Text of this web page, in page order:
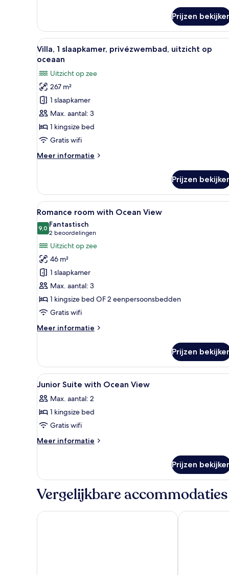
View
Prijzen
Alle
foto's
Villa,
1
slaapkamer,
privézwembad,
uitzicht
op
laden
Een slaapkamer met een
11
Villa, 1 slaapkamer, privézwembad, uitzicht op
oceaan
Uitzicht op zee
267 m²
1 slaapkamer
Max. aantal: 3
1 kingsize bed
Gratis wifi
Meer informatie
Meer
1
slaapkamer,
privézwembad,
uitzicht
op
oceaan
Prijzen
Alle
foto's
voor
Romance
room
with
Ocean
View
laden
Een moderne hotelkamer
4
Romance room with Ocean View
9,09,0 van 10
Fantastisch
2 beoordelingen
(2
beoordelingen)
Uitzicht op zee
46 m²
1 slaapkamer
Max. aantal: 3
1 kingsize bed OF 2 eenpersoonsbedden
Gratis wifi
Meer informatie
Meer
room
with
Ocean
Prijzen
Alle
foto's
voor
Junior
Suite
with
laden
Luxe beddengoed, een
11
Junior Suite with Ocean View
Max. aantal: 2
1 kingsize bed
Gratis wifi
Meer informatie
Meer
Suite
Ocean
Prijzen
Vergelijkbare accommodaties
Diamond Cliff Resort & Spa, Patong BeachAvista